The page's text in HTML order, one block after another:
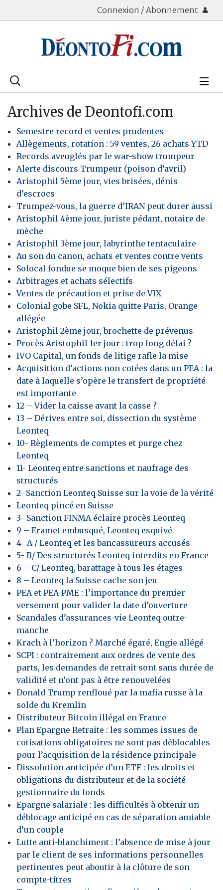
Connexion / Abonnement
Rechercher
Placements
Assurance Vie
Patrimoine
Immobilier
Archives de Deontofi.com
Semestre record et ventes prudentes
Allègements, rotation : 59 ventes, 26 achats YTD
Records aveuglés par le war-show trumpeur
Alerte discours Trumpeur (poison d’avril)
Aristophil 5ème jour, vies brisées, dénis
d’escrocs
Trumpez-vous, la guerre d’IRAN peut durer aussi
Aristophil 4ème jour, juriste pédant, notaire de
mèche
Aristophil 3ème jour, labyrinthe tentaculaire
Au son du canon, achats et ventes contre vents
Solocal fondue se moque bien de ses pigeons
Arbitrages et achats sélectifs
Ventes de précaution et prise de VIX
Colonial gobe SFL, Nokia quitte Paris, Orange
allégée
Aristophil 2ème jour, brochette de prévenus
Procès Aristophil 1er jour : trop long délai ?
IVO Capital, un fonds de litige rafle la mise
Acquisition d’actions non cotées dans un PEA : la
date à laquelle s’opère le transfert de propriété
est importante
12 – Vider la caisse avant la casse ?
13 – Dérives entre soi, dissection du système
Leonteq
10- Règlements de comptes et purge chez
Leonteq
11- Leonteq entre sanctions et naufrage des
structurés
2- Sanction Leonteq Suisse sur la voie de la vérité
Leonteq pincé en Suisse
3- Sanction FINMA éclaire procès Leonteq
9 – Eramet embusqué, Leonteq esquivé
4- A / Leonteq et les bancassureurs accusés
5- B/ Des structurés Leonteq interdits en France
6 – C/ Leonteq, barattage à tous les étages
8 – Leonteq la Suisse cache son jeu
PEA et PEA-PME : l’importance du premier
versement pour valider la date d’ouverture
Scandales d’assurances-vie Leonteq outre-
manche
Krach à l’horizon ? Marché égaré, Engie allégé
SCPI : contrairement aux ordres de vente des
parts, les demandes de retrait sont sans durée de
validité et n’ont pas à être renouvelées
Donald Trump renfloué par la mafia russe à la
solde du Kremlin
Distributeur Bitcoin illégal en France
Plan Epargne Retraite : les sommes issues de
cotisations obligatoires ne sont pas déblocables
pour l’acquisition de la résidence principale
Dissolution anticipée d’un ETF : les droits et
obligations du distributeur et de la société
gestionnaire du fonds
Epargne salariale : les difficultés à obtenir un
déblocage anticipé en cas de séparation amiable
d’un couple
Lutte anti-blanchiment : l’absence de mise à jour
par le client de ses informations personnelles
pertinentes peut aboutir à la clôture de son
compte-titres